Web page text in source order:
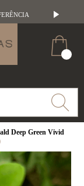
Deep Green Vivid